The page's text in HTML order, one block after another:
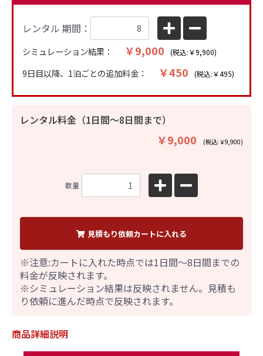
レンタル 期間：
シミュレーション結果： ￥9,000 (税込:￥9,900)
9日目以降、1泊ごとの追加料金： ￥450 (税込:￥495)
レンタル料金（1日間〜8日間まで）
￥9,000 (税込:￥9,900)
数量
見積もり依頼カートに入れる
※注意:カートに入れた時点では1日間～8日間までの
料金が反映されます。
※シミュレーション結果は反映されません。見積も
り依頼に進んだ時点で反映されます。
商品詳細説明